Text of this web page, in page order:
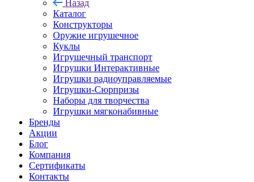
Назад
Каталог
Конструкторы
Оружие игрушечное
Куклы
Игрушечный транспорт
Игрушки Интерактивные
Игрушки радиоуправляемые
Игрушки-Сюрпризы
Наборы для творчества
Игрушки мягконабивные
Бренды
Акции
Блог
Компания
Сертификаты
Контакты